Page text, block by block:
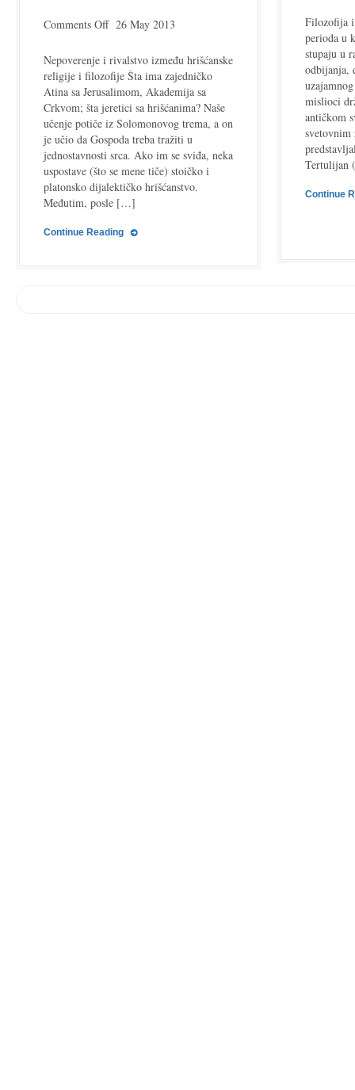
Comments Offon
razuma
i
vere
–
citati
26 May 2013
Nepoverenje i rivalstvo između hrišćanske
religije i filozofije Šta ima zajedničko
Atina sa Jerusalimom, Akademija sa
Crkvom; šta jeretici sa hrišćanima? Naše
učenje potiče iz Solomonovog trema, a on
je učio da Gospoda treba tražiti u
jednostavnosti srca. Ako im se sviđa, neka
uspostave (što se mene tiče) stoičko i
platonsko dijalektičko hrišćanstvo.
Međutim, posle […]
Continue Reading
Filozofija i
perioda u
stupaju u
odbijanja,
mislioci
antičkom
svetovnim
Tertulijan
Continue